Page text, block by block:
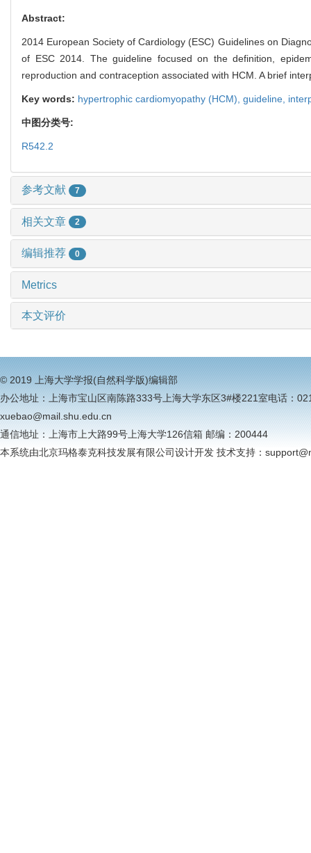
Abstract:
2014 European Society of Cardiology (ESC) Guidelines on
of ESC 2014. The guideline focused on the definition,
reproduction and contraception associated with HCM. A brief
Key words: hypertrophic cardiomyopathy (HCM), guideline,
中图分类号:
R542.2
参考文献 7
相关文章 2
编辑推荐 0
Metrics
本文评价
© 2019 上海大学学报(自然科学版)编辑部
办公地址：上海市宝山区南陈路333号上海大学东区3#楼221室电话
xuebao@mail.shu.edu.cn
通信地址：上海市上大路99号上海大学126信箱 邮编：200444
本系统由北京玛格泰克科技发展有限公司设计开发 技术支持：